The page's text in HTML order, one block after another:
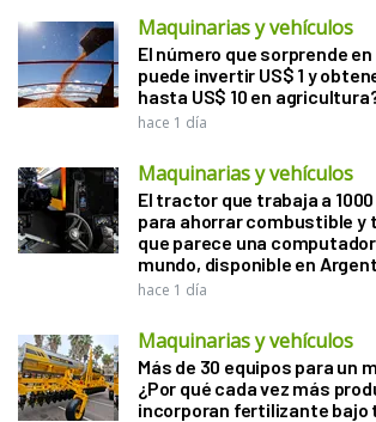
Maquinarias y vehículos
El número que sorprende
puede invertir US$ 1 y
hasta US$ 10 en
hace 1 día
Maquinarias y vehículos
El tractor que trabaja a
para ahorrar combustible y
que parece una
mundo, disponible en
hace 1 día
Maquinarias y vehículos
Más de 30 equipos para un
¿Por qué cada vez más
incorporan fertilizante bajo